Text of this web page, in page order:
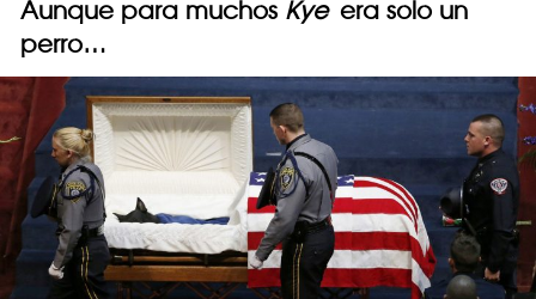
Aunque para muchos Kye era solo un
perro…